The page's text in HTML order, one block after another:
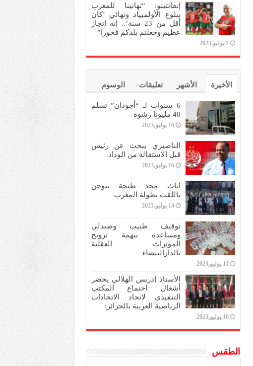
إنفانتينو: “تهانينا للمغرب
ببلوغ الأولمبياد ونهائي ‘كان
أقل من 23 سنة’.. إنه إنجاز
عظيم وجعلتم بلدكم فخورا”
7 يوليو,2023
الأخيرة الأشهر تعليقات الوسوم
6 سنوات لـ “أجودان” تسلم
40 مليونا رشوة
16 يوليو,2023
الناصيري يبحث عن رئيس
قبل الاستقالة من الوداد
16 يوليو,2023
اناث مجد طنجة يتوجن
باللقب بطولة المغرب
14 يوليو,2023
توقيف طبيب وصيدلي
ومساعده بتهمة ترويج
المؤثرات العقلية
بالدارالبيضاء
11 يوليو,2023
الأستاذ إدريس الهلالي يحضر
أشغال اجتماع المكتب
التنفيذي لاتحاد الاتحادات
الرياضية العربية بالجزائر:
10 يوليو,2023
الطقس